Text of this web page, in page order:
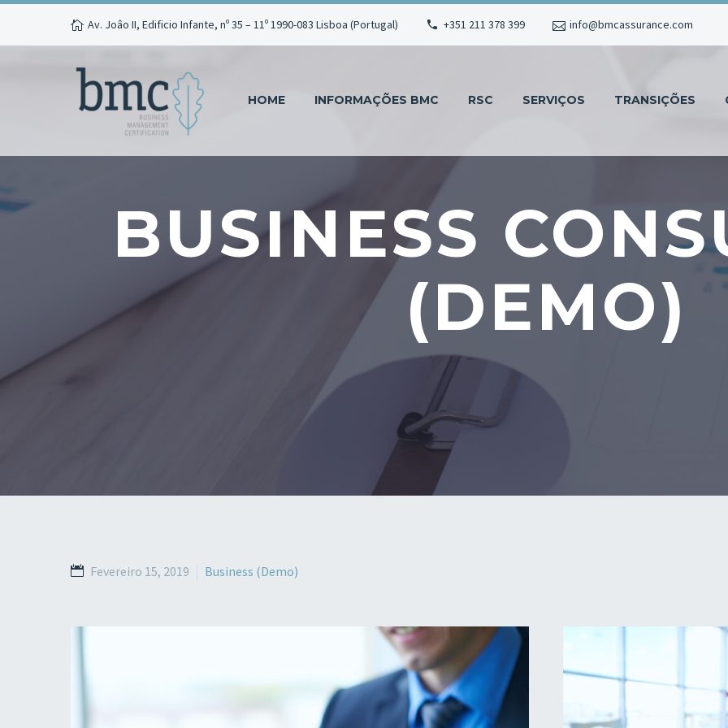
Av. Joâo II, Edificio Infante, nº 35 – 11º 1990-083 Lisboa (Portugal) +351 211 378 399 info@bmcassurance.com
HOME INFORMAÇÕES BMC RSC SERVIÇOS TRANSIÇÕES
BUSINESS
(DEMO)
Fevereiro 15, 2019 Business (Demo)